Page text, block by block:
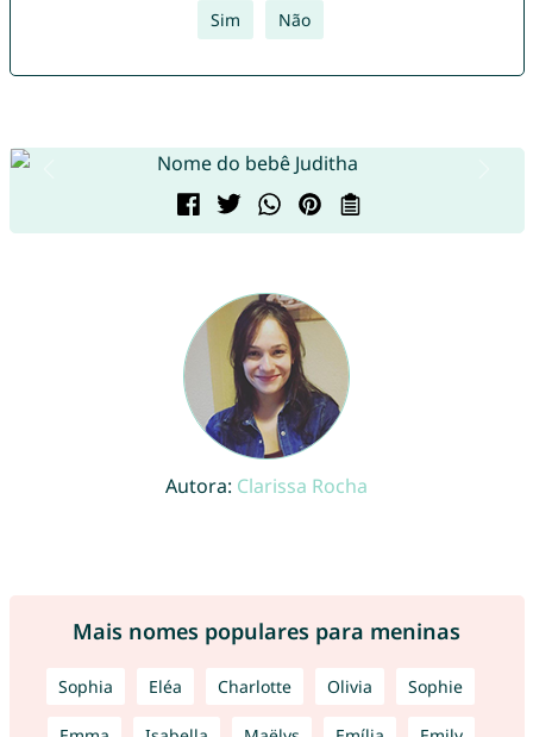
Sim Não
Autora: Clarissa Rocha
Mais nomes populares para meninas
Sophia Eléa Charlotte Olivia Sophie